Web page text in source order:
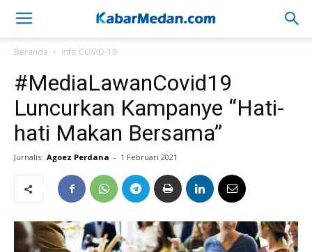
Beranda Info COVID-19
#MediaLawanCovid19
Luncurkan Kampanye “Hati-
hati Makan Bersama”
Jurnalis: Agoez Perdana - 1 Februari 2021